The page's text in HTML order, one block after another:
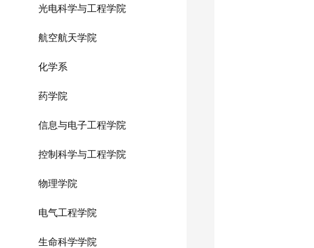
光电科学与工程学院
航空航天学院
化学系
药学院
信息与电子工程学院
控制科学与工程学院
物理学院
电气工程学院
生命科学学院